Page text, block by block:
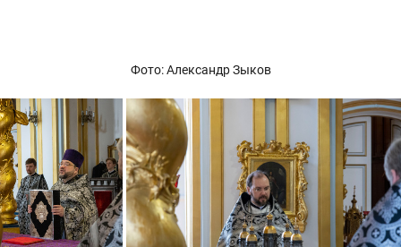
Фото: Александр Зыков